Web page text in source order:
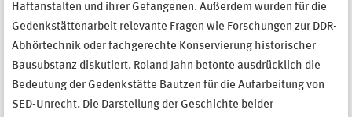
Haftanstalten und ihrer Gefangenen. Außerdem wurden für die
Gedenkstättenarbeit relevante Fragen wie Forschungen zur DDR-
Abhörtechnik oder fachgerechte Konservierung historischer
Bausubstanz diskutiert. Roland Jahn betonte ausdrücklich die
Bedeutung der Gedenkstätte Bautzen für die Aufarbeitung von
SED-Unrecht. Die Darstellung der Geschichte beider